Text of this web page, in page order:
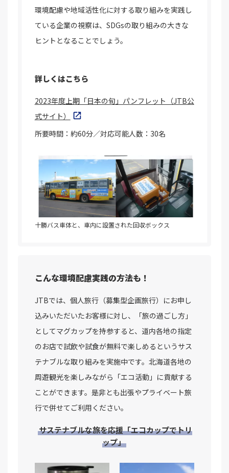
環境配慮や地域活性化に対する取り組みを実践し
ている企業の視察は、SDGsの取り組みの大きな
ヒントとなることでしょう。
詳しくはこちら
2023年度上期「日本の旬」パンフレット（JTB公
式サイト）
所要時間：約60分／対応可能人数：30名
十勝バス車体と、車内に設置された回収ボックス
こんな環境配慮実践の方法も！
JTBでは、個人旅行（募集型企画旅行）にお申し
込みいただいたお客様に対し、「旅の過ごし方」
としてマグカップを持参すると、道内各地の指定
のお店で試飲や試食が無料で楽しめるというサス
テナブルな取り組みを実施中です。北海道各地の
周遊観光を楽しみながら「エコ活動」に貢献する
ことができます。是非とも出張やプライベート旅
行で併せてご利用ください。
サステナブルな旅を応援「エコカップでトリ
ップ」